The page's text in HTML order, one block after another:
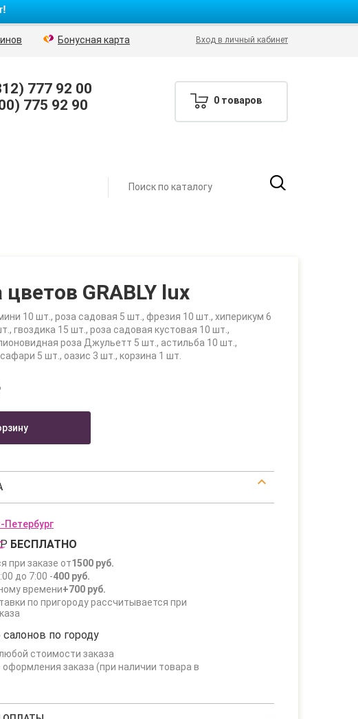
Бонусная карта Вход в личный кабинет
777 92 00
775 92 90
0 товаров
GRABLY lux
10 шт., роза садовая 5 шт., фрезия 10 шт., хиперикум 6
гвоздика 15 шт., роза садовая кустовая 10 шт.,
роза Джульетт 5 шт., астильба 10 шт.,
5 шт., оазис 3 шт., корзина 1 шт.
Петербург
БЕСПЛАТНО
при заказе от1500 руб.
до 7:00 -400 руб.
времени+700 руб.
по пригороду рассчитывается при
салонов по городу
стоимости заказа
оформления заказа (при наличии товара в